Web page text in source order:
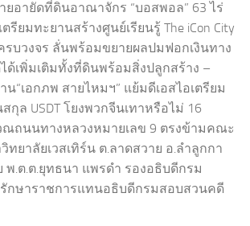
ยอายัดที่ดินอาณาจักร “บอสพอล” 63 ไร่
รียมทะยานสร้างศูนย์เรียนรู้ The iCon City
บวงจร ลั่นพร้อมขยายผลปมฟอกเงินทาง
ด้เพิ่มเติมทั้งที่ดินพร้อมสิ่งปลูกสร้าง –
“เอกภพ สายไหมฯ” แย้มดีเอสไอเตรียม
กุล USDT โยงพวกจีนเทาหรือไม่ 16
ณถนนทางหลวงหมายเลข 9 ตรงข้ามคณะ
ยาลัยเวสเทิร์น ต.ลาดสวาย อ.ลำลูกกา
พ.ต.ต.ยุทธนา แพรดำ รองอธิบดีกรม
กษาราชการแทนอธิบดีกรมสอบสวนคดี